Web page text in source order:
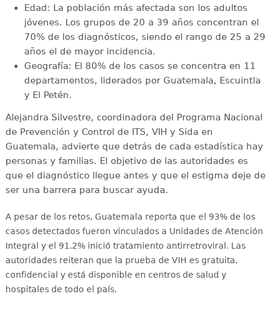
Edad: La población más afectada son los adultos
jóvenes. Los grupos de 20 a 39 años concentran el
70% de los diagnósticos, siendo el rango de 25 a 29
años el de mayor incidencia.
Geografía: El 80% de los casos se concentra en 11
departamentos, liderados por Guatemala, Escuintla
y El Petén.
Alejandra Silvestre, coordinadora del Programa Nacional
de Prevención y Control de ITS, VIH y Sida en
Guatemala, advierte que detrás de cada estadística hay
personas y familias. El objetivo de las autoridades es
que el diagnóstico llegue antes y que el estigma deje de
ser una barrera para buscar ayuda.
A pesar de los retos, Guatemala reporta que el 93% de los
casos detectados fueron vinculados a Unidades de Atención
Integral y el 91.2% inició tratamiento antirretroviral . Las
autoridades reiteran que la prueba de VIH es gratuita,
confidencial y está disponible en centros de salud y
hospitales de todo el país.